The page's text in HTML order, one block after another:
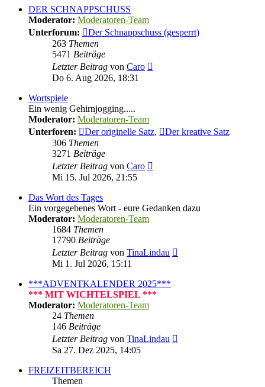
DER SCHNAPPSCHUSS
Moderator: Moderatoren-Team
Unterforum:
Der Schnappschuss (gesperrt)
263 Themen
5471 Beiträge
Letzter Beitrag von Caro
Do 6. Aug 2026, 18:31
Wortspiele
Ein wenig Gehirnjogging.....
Moderator: Moderatoren-Team
Unterforen:
Der originelle Satz,
Der kreative Satz
306 Themen
3271 Beiträge
Letzter Beitrag von Caro
Mi 15. Jul 2026, 21:55
Das Wort des Tages
Ein vorgegebenes Wort - eure Gedanken dazu
Moderator: Moderatoren-Team
1684 Themen
17790 Beiträge
Letzter Beitrag von TinaLindau
Mi 1. Jul 2026, 15:11
***ADVENTKALENDER 2025***
*** MIT WICHTELSPIEL ***
Moderator: Moderatoren-Team
24 Themen
146 Beiträge
Letzter Beitrag von TinaLindau
Sa 27. Dez 2025, 14:05
FREIZEITBEREICH
Themen